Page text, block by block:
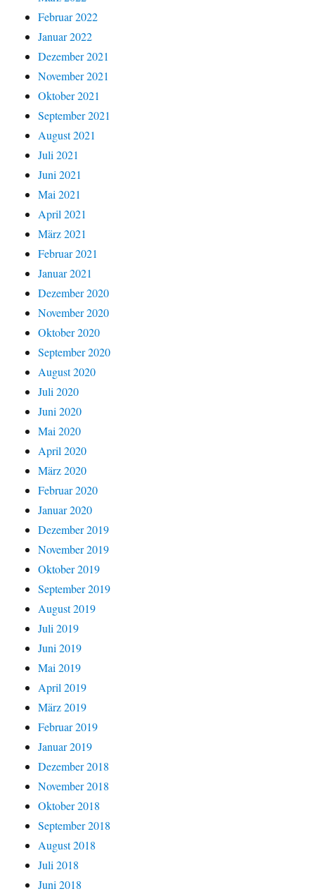
Februar 2022
Januar 2022
Dezember 2021
November 2021
Oktober 2021
September 2021
August 2021
Juli 2021
Juni 2021
Mai 2021
April 2021
März 2021
Februar 2021
Januar 2021
Dezember 2020
November 2020
Oktober 2020
September 2020
August 2020
Juli 2020
Juni 2020
Mai 2020
April 2020
März 2020
Februar 2020
Januar 2020
Dezember 2019
November 2019
Oktober 2019
September 2019
August 2019
Juli 2019
Juni 2019
Mai 2019
April 2019
März 2019
Februar 2019
Januar 2019
Dezember 2018
November 2018
Oktober 2018
September 2018
August 2018
Juli 2018
Juni 2018